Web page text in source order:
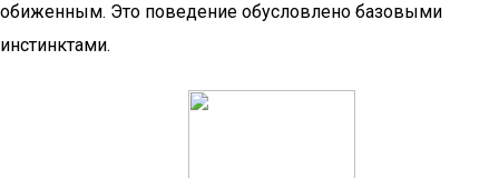
обиженным. Это поведение обусловлено базовыми
инстинктами.